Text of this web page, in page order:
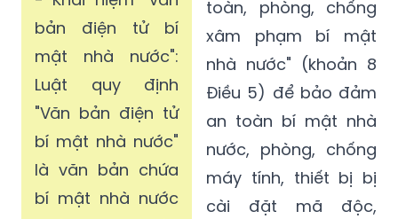
bản điện tử bí
mật nhà nước":
Luật quy định
"Văn bản điện tử
bí mật nhà nước"
là văn bản chứa
bí mật nhà nước
toàn, phòng, chống
xâm phạm bí mật
nhà nước" (khoản 8
Điều 5) để bảo đảm
an toàn bí mật nhà
nước, phòng, chống
máy tính, thiết bị bị
cài đặt mã độc,